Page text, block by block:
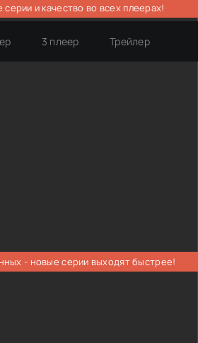
и качество во всех плеерах!
3 плеер Трейлер
- новые серии выходят быстрее!